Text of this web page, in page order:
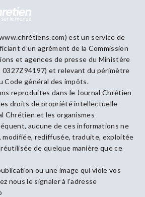
est un service de
d’un agrément de la Commission
et agences de presse du Ministère
0327Z94197) et relevant du périmètre
Code général des impôts.
reproduites dans le Journal Chrétien
droits de propriété intellectuelle
Chrétien et les organismes
aucune de ces informations ne
rediffusée, traduite, exploitée
de quelque manière que ce
ou une image qui viole vos
nous le signaler à l’adresse